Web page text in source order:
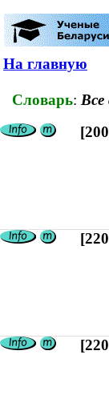
На главную
Словарь: Все